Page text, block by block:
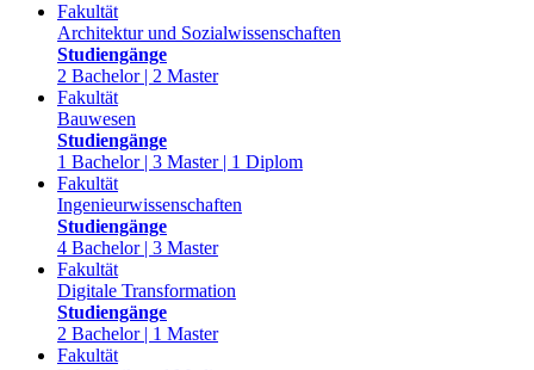
Fakultät
Architektur und Sozialwissenschaften
Studiengänge
2 Bachelor | 2 Master
Fakultät
Bauwesen
Studiengänge
1 Bachelor | 3 Master | 1 Diplom
Fakultät
Ingenieurwissenschaften
Studiengänge
4 Bachelor | 3 Master
Fakultät
Digitale Transformation
Studiengänge
2 Bachelor | 1 Master
Fakultät